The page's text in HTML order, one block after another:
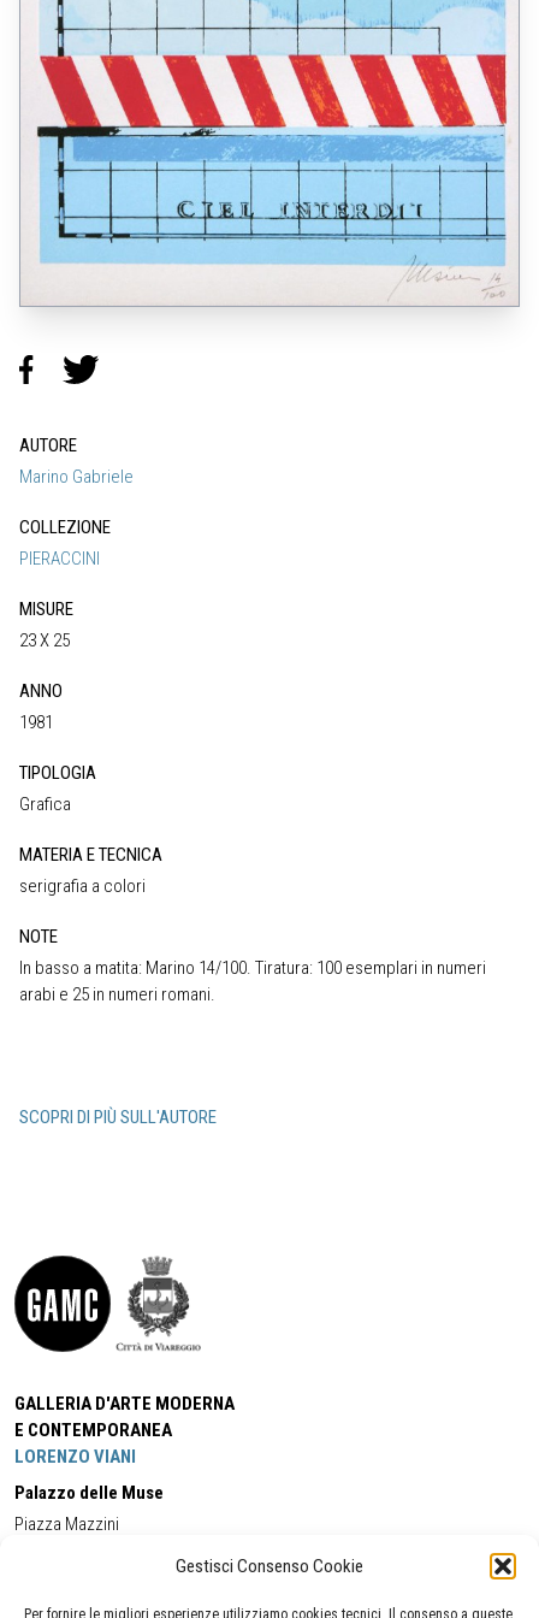
Gestisci Consenso Cookie
Per fornire le migliori esperienze utilizziamo cookies tecnici. Il consenso a queste
AUTORE
Marino Gabriele
COLLEZIONE
PIERACCINI
MISURE
23 X 25
ANNO
1981
TIPOLOGIA
Grafica
MATERIA E TECNICA
serigrafia a colori
NOTE
In basso a matita: Marino 14/100. Tiratura: 100 esemplari in numeri
arabi e 25 in numeri romani.
SCOPRI DI PIÙ SULL'AUTORE
GALLERIA D'ARTE MODERNA
E CONTEMPORANEA
LORENZO VIANI
Palazzo delle Muse
Piazza Mazzini
Cell:+39 338 5714978 (orario apertura Galleria)
Tel:
+39 0584 944580 (orario 09.00/13.00)